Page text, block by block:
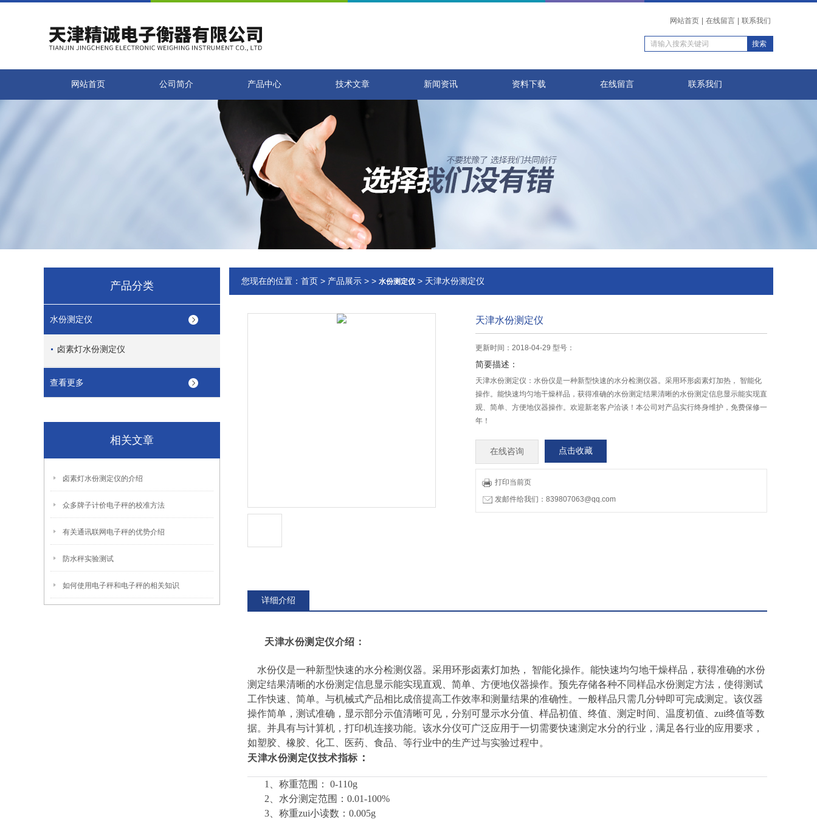
网站首页 在线留言 联系我们
网站首页 公司简介 产品中心 技术文章 新闻资讯 资料下载 在线留言 联系我们
产品分类
水份测定仪
卤素灯水份测定仪
查看更多
相关文章
卤素灯水份测定仪的介绍
众多牌子计价电子秤的校准方法
有关通讯联网电子秤的优势介绍
防水秤实验测试
如何使用电子秤和电子秤的相关知识
您现在的位置： 首页 > 产品展示 > > 水份测定仪 > 天津水份测定仪
天津水份测定仪
更新时间：2018-04-29 型号：
简要描述：
天津水份测定仪：水份仪是一种新型快速的水分检测仪器。采用环形卤素灯加热， 智能化
操作。能快速均匀地干燥样品，获得准确的水份测定结果清晰的水份测定信息显示能实现直
观、简单、方便地仪器操作。欢迎新老客户洽谈！本公司对产品实行终身维护，免费保修一
年！
在线咨询 点击收藏
打印当前页
发邮件给我们：839807063@qq.com
详细介绍
天津水份测定仪介绍：
水份仪是一种新型快速的水分检测仪器。采用环形卤素灯加热，
智能化操作。能快速均匀地干燥样品，获得准确的水份
测定结果清晰的水份测定信息显示能实现直观、简单、方便地仪器操作。预先存储各种不同样品水份测定方法，使得测试
工作快速、简单。与机械式产品相比成倍提高工作效率和测量结果的准确性。一般样品只需几分钟即可完成测定。该仪器
操作简单，测试准确，显示部分示值清晰可见，分别可显示水分值、样品初值、终值、测定时间、温度初值、zui终值等数
据。并具有与计算机，打印机连接功能。该水分仪可广泛应用于一切需要快速测定水分的行业，满足各行业的应用要求，
如塑胶、橡胶、化工、医药、食品、等行业中的生产过与实验过程中。
天津水份测定仪技术指标 ：
1 、称重范围：
0-110g
2 、水分测定范围： 0.01-100%
3 、称重zui小读数： 0.005g